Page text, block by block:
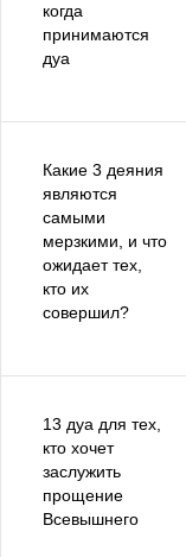
когда
принимаются
дуа
Какие 3 деяния
являются
самыми
мерзкими, и что
ожидает тех,
кто их
совершил?
13 дуа для тех,
кто хочет
заслужить
прощение
Всевышнего